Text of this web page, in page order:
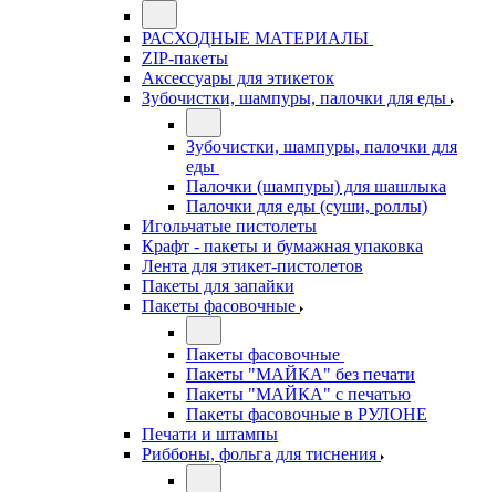
РАСХОДНЫЕ МАТЕРИАЛЫ
ZIP-пакеты
Аксессуары для этикеток
Зубочистки, шампуры, палочки для еды
Зубочистки, шампуры, палочки для
еды
Палочки (шампуры) для шашлыка
Палочки для еды (суши, роллы)
Игольчатые пистолеты
Крафт - пакеты и бумажная упаковка
Лента для этикет-пистолетов
Пакеты для запайки
Пакеты фасовочные
Пакеты фасовочные
Пакеты "МАЙКА" без печати
Пакеты "МАЙКА" с печатью
Пакеты фасовочные в РУЛОНЕ
Печати и штампы
Риббоны, фольга для тиснения